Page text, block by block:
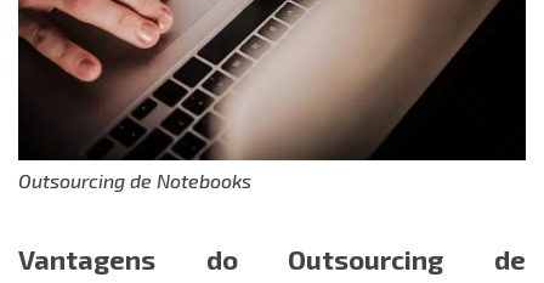
Outsourcing de Notebooks
Vantagens do Outsourcing de